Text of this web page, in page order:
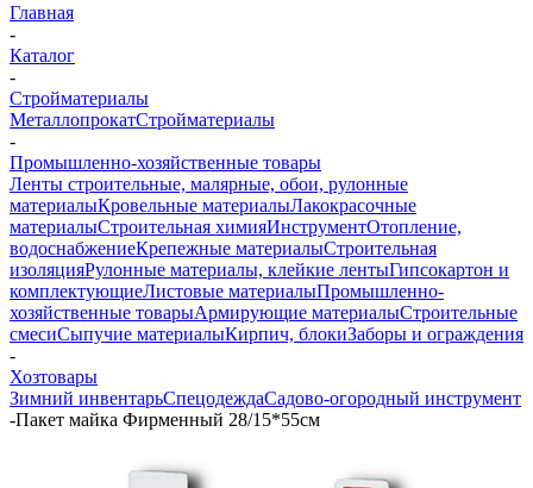
Главная
-
Каталог
-
Стройматериалы
МеталлопрокатСтройматериалы
-
Промышленно-хозяйственные товары
Ленты строительные, малярные, обои, рулонные
материалыКровельные материалыЛакокрасочные
материалыСтроительная химияИнструментОтопление,
водоснабжениеКрепежные материалыСтроительная
изоляцияРулонные материалы, клейкие лентыГипсокартон и
комплектующиеЛистовые материалыПромышленно-
хозяйственные товарыАрмирующие материалыСтроительные
смесиСыпучие материалыКирпич, блокиЗаборы и ограждения
-
Хозтовары
Зимний инвентарьСпецодеждаСадово-огородный инструмент
-Пакет майка Фирменный 28/15*55см